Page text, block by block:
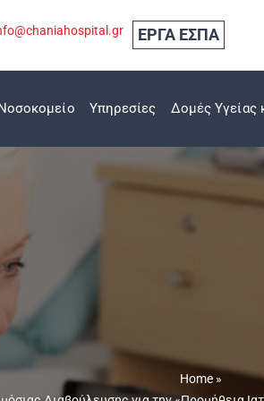
ΕΡΓΑ ΕΣΠΑ
Νοσοκομείο Υπηρεσίες Δομές Υγείας
Home»